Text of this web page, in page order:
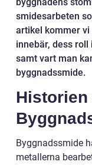
smidesarbeten
artikel kommer
innebär, dess
samt vart man
byggnadssmide.
Byggnadssmide
metallerna